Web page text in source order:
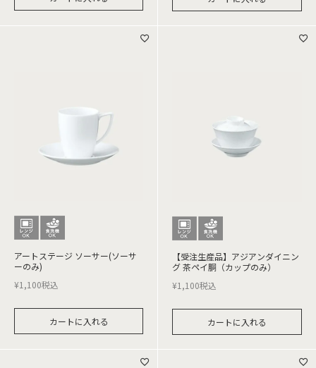
アートステージ ソーサー(ソーサ
ーのみ)
¥1,100税込
カートに入れる
【受注生産品】アジアンダイニン
グ 茶ペイ胴（カップのみ）
¥1,100税込
カートに入れる